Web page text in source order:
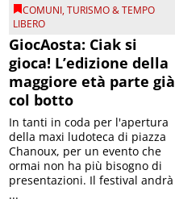
COMUNI,TURISMO & TEMPO
LIBERO
GiocAosta: Ciak si
gioca! L’edizione della
maggiore età parte già
col botto
In tanti in coda per l'apertura
della maxi ludoteca di piazza
Chanoux, per un evento che
ormai non ha più bisogno di
presentazioni. Il festival andrà
...